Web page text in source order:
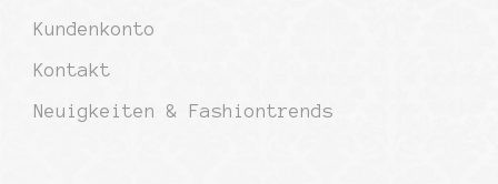
Kundenkonto
Kontakt
Neuigkeiten & Fashiontrends